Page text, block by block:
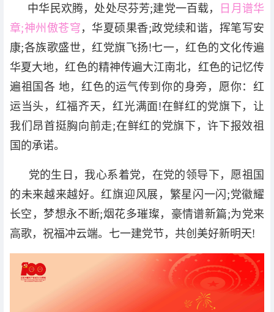
中华民欢腾，处处尽芬芳;建党一百载，
日月谱华
章;神州傲苍穹，华夏硕果香;政党续和谐，挥笔写安
康;各族歌盛世，红党旗飞扬!七一，红色的文化传遍
华夏大地，红色的精神传遍大江南北，红色的记忆传
遍祖国各 地，红色的运气传到你的身旁，愿你：红
运当头，红福齐天，红光满面!在鲜红的党旗下，让
我们昂首挺胸向前走;在鲜红的党旗下，许下报效祖
国的承诺。
党的生日，我心系着党，在党的领导下，愿祖国
的未来越来越好。红旗迎风展，繁星闪一闪;党徽耀
长空，梦想永不断;烟花多璀璨，豪情谱新篇;为党来
高歌，祝福冲云端。七一建党节，共创美好新明天!